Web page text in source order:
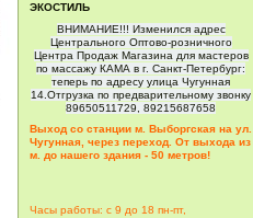
ЭКОСТИЛЬ
ВНИМАНИЕ!!! Изменился адрес
Центрального Оптово-розничного
Центра Продаж Магазина для мастеров
по массажу КАМА в г. Санкт-Петербург:
теперь по адресу улица Чугунная
14.Отгрузка по предварительному звонку
89650511729, 89215687658
Выход со станции м. Выборгская на ул.
Чугунная, через переход. От выхода из
м. до нашего здания - 50 метров!
Часы работы: с 9 до 18 пн-пт,